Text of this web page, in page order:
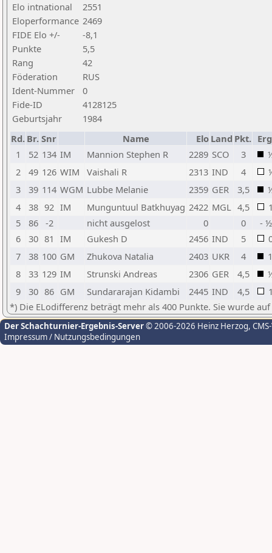
Elo intnational
2551
Eloperformance 2469
FIDE Elo +/-
-8,1
Punkte
5,5
Rang
42
Föderation
RUS
Ident-Nummer
0
Fide-ID
4128125
Geburtsjahr
1984
Rd. Br. Snr Name Elo Land Pkt.
1
52 134 IM Mannion Stephen R 2289 SCO 3
2
49 126 WIM Vaishali R 2313 IND 4
3
39 114 WGM Lubbe Melanie 2359 GER 3,5
4
38 92 IM Munguntuul Batkhuyag 2422 MGL 4,5
5
86 -2 nicht ausgelost 0 0
- ½
6
30 81 IM Gukesh D 2456 IND 5
7
38 100 GM Zhukova Natalia 2403 UKR 4
1
8
33 129 IM Strunski Andreas 2306 GER 4,5
9
30 86 GM Sundararajan Kidambi 2445 IND 4,5
*) Die ELodifferenz beträgt mehr als 400 Punkte. Sie wurde
Der Schachturnier-Ergebnis-Server© 2006-2026 Heinz Herzog,
Impressum / Nutzungsbedingungen